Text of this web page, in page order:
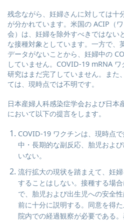
残念ながら、妊婦さんに対しては⼗
が分かれています。⽶国の ACIP（
会）は、妊婦を除外すべきではない
な接種対象としています。⼀⽅で、
データがないことから、妊婦中の
していません。COVID-19 mRNA
研究はまだ完了していません。また
ては、現時点では不明です。
⽇本産婦⼈科感染症学会および⽇本
において以下の提⾔をします。
COVID-19 ワクチンは、現時点
中・⻑期的な副反応、胎児およ
いない。
流⾏拡⼤の現状を踏まえて、妊
することはしない。接種する場
で、胎児および出⽣児への安全
前に⼗分に説明する。同意を得
院内での経過観察が必要である